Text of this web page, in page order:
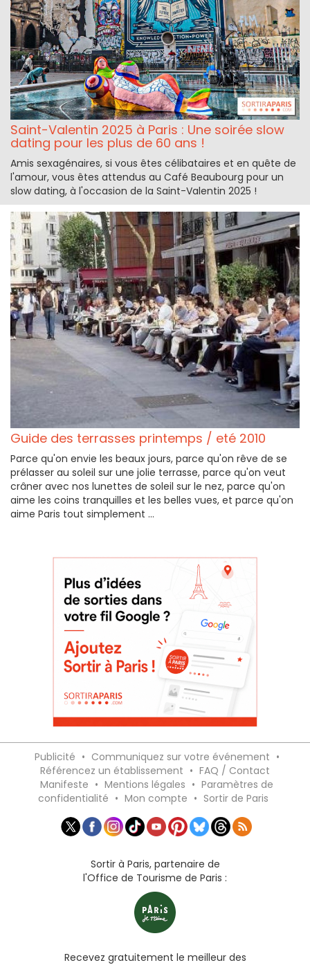
Saint-Valentin 2025 à Paris : Une soirée slow
dating pour les plus de 60 ans !
Amis sexagénaires, si vous êtes célibataires et en quête de
l'amour, vous êtes attendus au Café Beaubourg pour un
slow dating, à l'occasion de la Saint-Valentin 2025 !
Guide des terrasses printemps / eté 2010
Parce qu'on envie les beaux jours, parce qu'on rêve de se
prélasser au soleil sur une jolie terrasse, parce qu'on veut
crâner avec nos lunettes de soleil sur le nez, parce qu'on
aime les coins tranquilles et les belles vues, et parce qu'on
aime Paris tout simplement ...
Publicité • Communiquez sur votre événement •
Référencez un établissement • FAQ / Contact
Manifeste • Mentions légales • Paramètres de
confidentialité • Mon compte • Sortir de Paris
Sortir à Paris, partenaire de
l'Office de Tourisme de Paris :
Recevez gratuitement le meilleur des